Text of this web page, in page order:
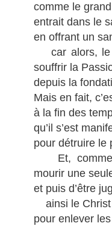
comme le
entrait dans le
en offrant un
car alors, le
souffrir la
depuis la
Mais en fait,
à la fin des
qu’il s’est
pour détruire le
Et, comme
mourir une
et puis d’être
ainsi le Christ
pour enlever